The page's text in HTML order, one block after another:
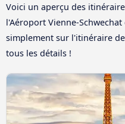
Voici un aperçu des
l'Aéroport Vienne-
simplement sur l'itinéraire
tous les détails !